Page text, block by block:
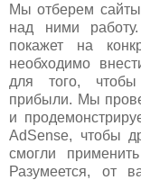
Мы отберем
над ними
покажет на
необходимо
для того,
прибыли. Мы
и
AdSense, чтобы
смогли
Разумеется, от